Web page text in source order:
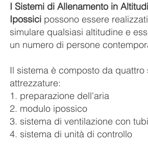
I Sistemi di Allenamento in
Ipossici possono essere
simulare qualsiasi altitudine e
un numero di persone
Il sistema è composto da quattro
attrezzature:
1. preparazione dell'aria
2. modulo ipossico
3. sistema di ventilazione con
4. sistema di unità di controllo